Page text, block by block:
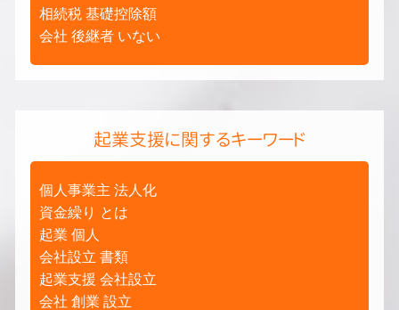
相続税 基礎控除額
会社 後継者 いない
起業支援に関するキーワード
個人事業主 法人化
資金繰り とは
起業 個人
会社設立 書類
起業支援 会社設立
会社 創業 設立